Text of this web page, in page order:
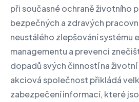
při současné ochraně životního
bezpečných a zdravých
neustálého zlepšování systému
managementu a prevenci
dopadů svých činností na
akciová společnost přikládá
zabezpečení informací, které